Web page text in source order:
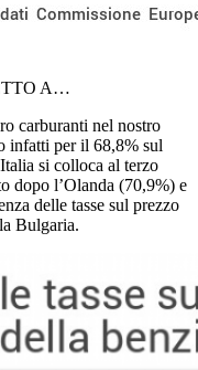
A…
carburanti nel nostro
infatti per il 68,8% sul
si colloca al terzo
dopo l’Olanda (70,9%) e
delle tasse sul prezzo
Bulgaria.